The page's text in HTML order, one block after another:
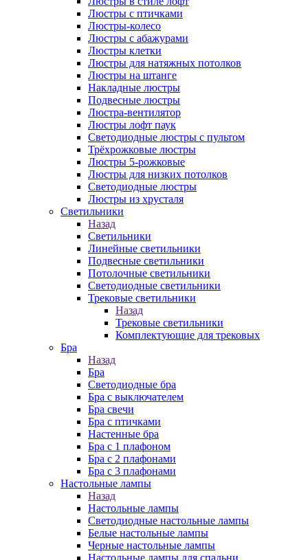
Люстры с птичками
Люстры-колесо
Люстры с абажурами
Люстры клетки
Люстры для натяжных потолков
Люстры на штанге
Накладные люстры
Подвесные люстры
Люстра-вентилятор
Люстры лофт паук
Светодиодные люстры с пультом
Трёхрожковые люстры
Люстры 5-рожковые
Люстры для низких потолков
Cветодиодные люстры
Люстры из хрусталя
Светильники
Назад
Светильники
Линейные светильники
Подвесные светильники
Потолочные светильники
Светодиодные светильники
Трековые светильники
Назад
Трековые светильники
Комплектующие для трековых
Бра
Назад
Бра
Светодиодные бра
Бра с выключателем
Бра свечи
Бра с птичками
Настенные бра
Бра с 1 плафоном
Бра с 2 плафонами
Бра с 3 плафонами
Настольные лампы
Назад
Настольные лампы
Светодиодные настольные лампы
Белые настольные лампы
Черные настольные лампы
Настольные лампы для спальни